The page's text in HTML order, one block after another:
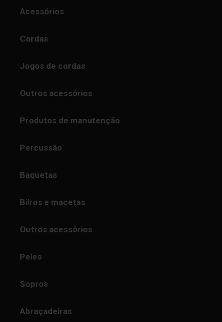
Acessórios
Cordas
Jogos de cordas
Outros acessórios
Produtos de manutenção
Percussão
Baquetas
Bilros e macetas
Outros acessórios
Peles
Sopros
Abraçadeiras